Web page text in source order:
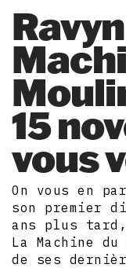
15
vous
On vous en
son premier
ans plus
La Machine
de ses